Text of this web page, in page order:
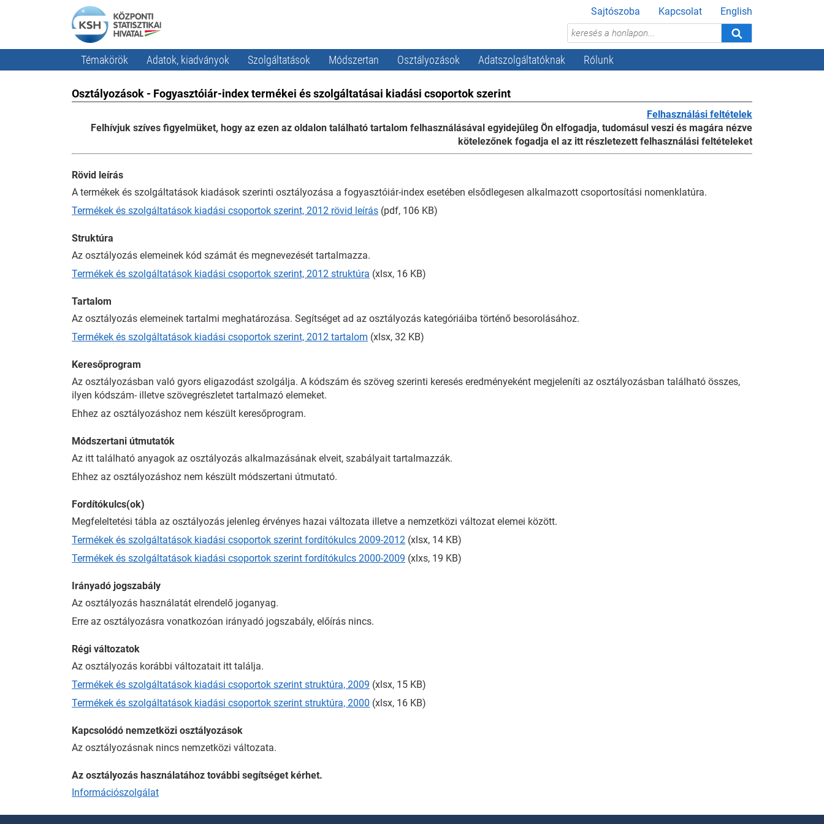
Sajtószoba Kapcsolat English
Témakörök Adatok, kiadványok Szolgáltatások Módszertan Osztályozások Adatszolgáltatóknak Rólunk
Osztályozások - Fogyasztóiár-index termékei és szolgáltatásai kiadási csoportok szerint
Felhasználási feltételek
Felhívjuk szíves figyelmüket, hogy az ezen az oldalon található tartalom felhasználásával egyidejűleg Ön elfogadja, tudomásul veszi és magára nézve
kötelezőnek fogadja el az itt részletezett felhasználási feltételeket
Rövid leírás
A termékek és szolgáltatások kiadások szerinti osztályozása a fogyasztóiár-index esetében elsődlegesen alkalmazott csoportosítási nomenklatúra.
Termékek és szolgáltatások kiadási csoportok szerint, 2012 rövid leírás (pdf, 106 KB)
Struktúra
Az osztályozás elemeinek kód számát és megnevezését tartalmazza.
Termékek és szolgáltatások kiadási csoportok szerint, 2012 struktúra (xlsx, 16 KB)
Tartalom
Az osztályozás elemeinek tartalmi meghatározása. Segítséget ad az osztályozás kategóriáiba történő besorolásához.
Termékek és szolgáltatások kiadási csoportok szerint, 2012 tartalom (xlsx, 32 KB)
Keresőprogram
Az osztályozásban való gyors eligazodást szolgálja. A kódszám és szöveg szerinti keresés eredményeként megjeleníti az osztályozásban található összes,
ilyen kódszám- illetve szövegrészletet tartalmazó elemeket.
Ehhez az osztályozáshoz nem készült keresőprogram.
Módszertani útmutatók
Az itt található anyagok az osztályozás alkalmazásának elveit, szabályait tartalmazzák.
Ehhez az osztályozáshoz nem készült módszertani útmutató.
Fordítókulcs(ok)
Megfeleltetési tábla az osztályozás jelenleg érvényes hazai változata illetve a nemzetközi változat elemei között.
Termékek és szolgáltatások kiadási csoportok szerint fordítókulcs 2009-2012 (xlsx, 14 KB)
Termékek és szolgáltatások kiadási csoportok szerint fordítókulcs 2000-2009 (xlxs, 19 KB)
Irányadó jogszabály
Az osztályozás használatát elrendelő joganyag.
Erre az osztályozásra vonatkozóan irányadó jogszabály, előírás nincs.
Régi változatok
Az osztályozás korábbi változatait itt találja.
Termékek és szolgáltatások kiadási csoportok szerint struktúra, 2009 (xlsx, 15 KB)
Termékek és szolgáltatások kiadási csoportok szerint struktúra, 2000 (xlsx, 16 KB)
Kapcsolódó nemzetközi osztályozások
Az osztályozásnak nincs nemzetközi változata.
Az osztályozás használatához további segítséget kérhet.
Információszolgálat